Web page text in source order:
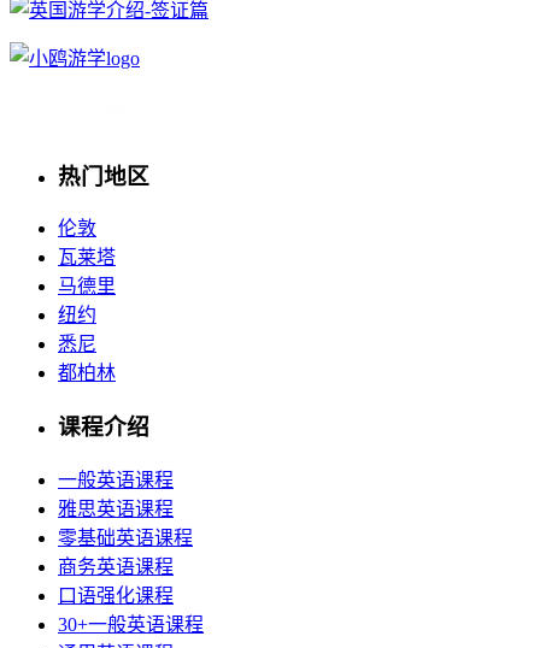
热门地区
伦敦
瓦莱塔
马德里
纽约
悉尼
都柏林
课程介绍
一般英语课程
雅思英语课程
零基础英语课程
商务英语课程
口语强化课程
30+一般英语课程